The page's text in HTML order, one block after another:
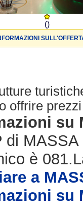
()
offrire
su
di
è
a
su